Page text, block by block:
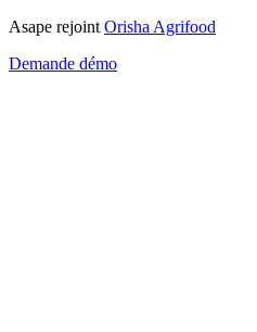
Asape rejoint Orisha Agrifood
Demande démo